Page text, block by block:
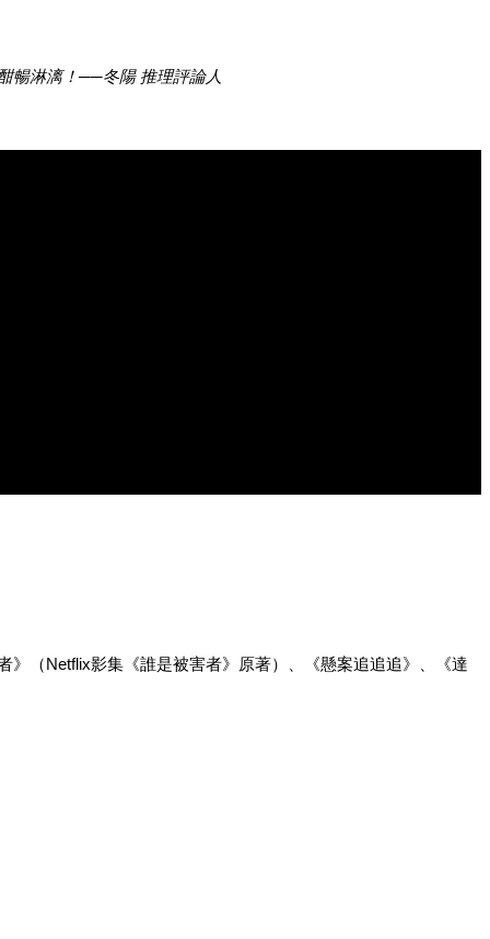
暢淋漓！──冬陽 推理評論人
（Netflix影集《誰是被害者》原著）、《懸案追追追》、《達